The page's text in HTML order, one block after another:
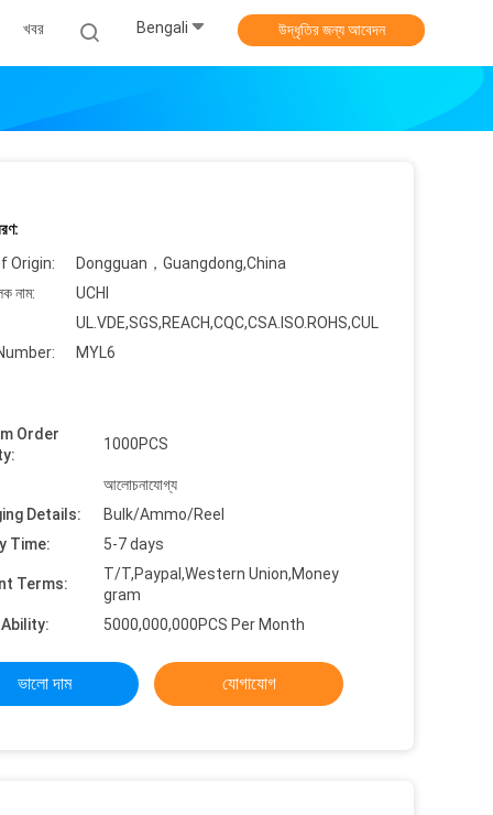
খবর Bengali উদ্ধৃতির জন্য আবেদন
Origin:
Dongguan，Guangdong,China
নাম:
UCHI
UL.VDE,SGS,REACH,CQC,CSA.ISO.ROHS,CUL
MYL6
Order
1000PCS
আলোচনাযোগ্য
Details:
Bulk/Ammo/Reel
Time:
5-7 days
Terms:
T/T,Paypal,Western Union,Money
gram
5000,000,000PCS Per Month
ভালো দাম যোগাযোগ